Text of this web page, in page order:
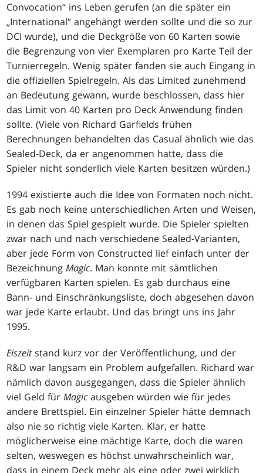
Convocation“ ins Leben gerufen (an die später ein
„International“ angehängt werden sollte und die so zur
DCI wurde), und die Deckgröße von 60 Karten sowie
die Begrenzung von vier Exemplaren pro Karte Teil der
Turnierregeln. Wenig später fanden sie auch Eingang in
die offiziellen Spielregeln. Als das Limited zunehmend
an Bedeutung gewann, wurde beschlossen, dass hier
das Limit von 40 Karten pro Deck Anwendung finden
sollte. (Viele von Richard Garfields frühen
Berechnungen behandelten das Casual ähnlich wie das
Sealed-Deck, da er angenommen hatte, dass die
Spieler nicht sonderlich viele Karten besitzen würden.)
1994 existierte auch die Idee von Formaten noch nicht.
Es gab noch keine unterschiedlichen Arten und Weisen,
in denen das Spiel gespielt wurde. Die Spieler spielten
zwar nach und nach verschiedene Sealed-Varianten,
aber jede Form von Constructed lief einfach unter der
BezeichnungMagic. Man konnte mit sämtlichen
verfügbaren Karten spielen. Es gab durchaus eine
Bann- und Einschränkungsliste, doch abgesehen davon
war jede Karte erlaubt. Und das bringt uns ins Jahr
1995.
Eiszeitstand kurz vor der Veröffentlichung, und der
R&D war langsam ein Problem aufgefallen. Richard war
nämlich davon ausgegangen, dass die Spieler ähnlich
viel Geld fürMagic ausgeben würden wie für jedes
andere Brettspiel. Ein einzelner Spieler hätte demnach
also nie so richtig viele Karten. Klar, er hatte
möglicherweise eine mächtige Karte, doch die waren
selten, weswegen es höchst unwahrscheinlich war,
dass in einem Deck mehr als eine oder zwei wirklich